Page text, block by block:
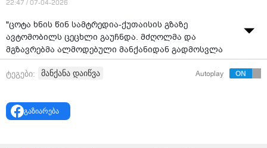
22:47 / 07-04-2026
"ცოტა ხნის წინ სამტრედია-ქუთაისის გზაზე
ავტომობილს ცეცხლი გაუჩნდა. მძღოლმა და
მგზავრებმა ალმოდებული მანქანიდან გადმოსვლა
მოასწრეს. ვიდეომასალა თვითმხილველმა
დაახლოებით 15 წუთის წინ გადაიღო და მოგვაწოდა."
ვიდეოს ავრცელებს.
ტეგები: მანქანა დაიწვა Autoplay
გაზიარება